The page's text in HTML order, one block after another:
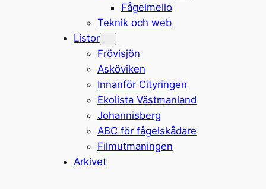
Fågelmello
Teknik och web
Listor
Frövisjön
Asköviken
Innanför Cityringen
Ekolista Västmanland
Johannisberg
ABC för fågelskådare
Filmutmaningen
Arkivet